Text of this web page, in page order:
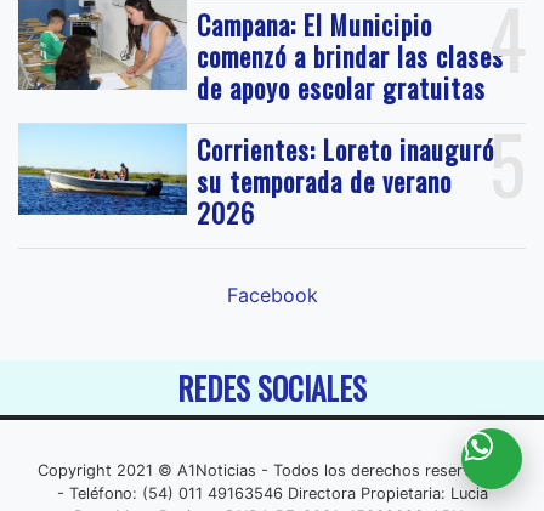
4
Campana: El Municipio
comenzó a brindar las clases
de apoyo escolar gratuitas
5
Corrientes: Loreto inauguró
su temporada de verano
2026
Facebook
REDES SOCIALES
Copyright 2021 © A1Noticias - Todos los derechos reservados
- Teléfono: (54) 011 49163546 Directora Propietaria: Lucia